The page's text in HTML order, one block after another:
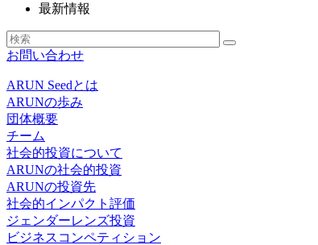
最新情報
お問い合わせ
ARUN Seedとは
ARUNの歩み
団体概要
チーム
社会的投資について
ARUNの社会的投資
ARUNの投資先
社会的インパクト評価
ジェンダーレンズ投資
ビジネスコンペティション